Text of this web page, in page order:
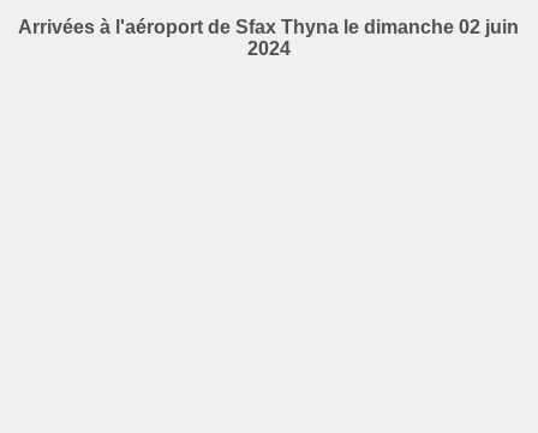
Arrivées à l'aéroport de Sfax Thyna le dimanche 02 juin
2024